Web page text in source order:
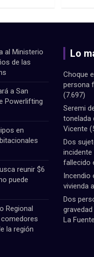
al Ministerio
de las
a San
Powerlifting
en
reunir $6
puede
Regional
la región
Lo
Choque
persona
(7.697)
Seremi
tonelada
Vicente
Dos
fallecido
Incendio
vivienda
Dos
La